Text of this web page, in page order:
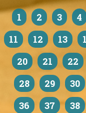
1 2 3 4
11
12 13
20
21 22
28
29 30
36
37 38